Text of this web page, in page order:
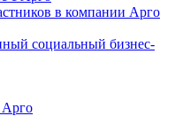
в компании Арго
социальный бизнес-